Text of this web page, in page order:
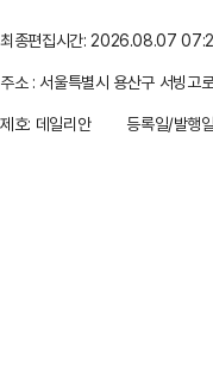
최종편집시간: 2026.08.07
주소 : 서울특별시 용산구 서빙고
제호: 데일리안
등록일/발행